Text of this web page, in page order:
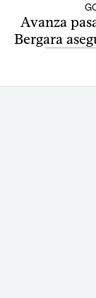
Avanza
Bergara